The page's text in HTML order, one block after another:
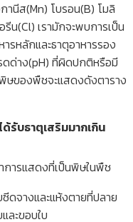
านีส(Mn) โบรอน(B) โมลิ
น(Cl) เรามักจะพบการเป็น
รหลักและธาตุอาหารรอง
ดด่าง(pH) ที่ผิดปกติหรือมี
ษของพืชจะแสดงดังตาราง
รับธาตุเสริมมากเกิน
การแสดงที่เป็นพิษในพืช
ซีดจางและแห้งตายที่ปลาย
และขอบใบ